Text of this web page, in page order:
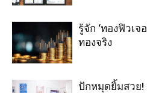
รู้จัก ‘ทองฟิวเจ
ทองจริง
ปักหมุดยิ้มสวย